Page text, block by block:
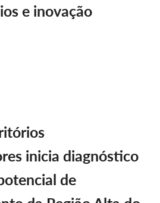
e inovação
inicia diagnóstico
de